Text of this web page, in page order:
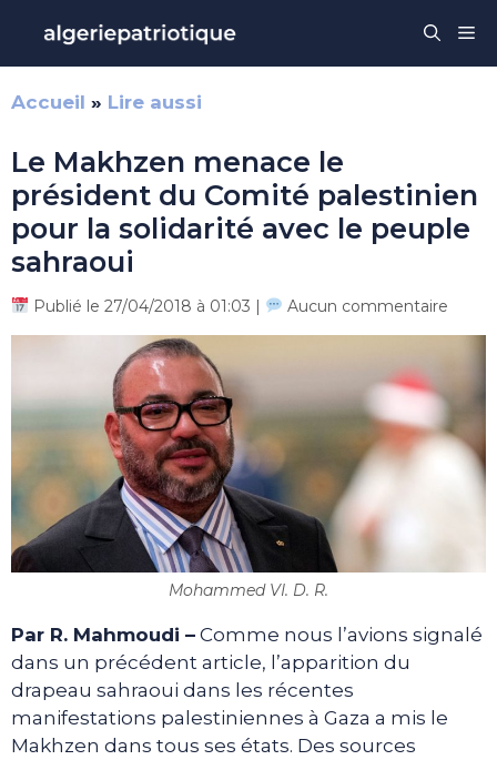
contenu
Accueil » Lire aussi
Le Makhzen menace le
président du Comité palestinien
pour la solidarité avec le peuple
sahraoui
Publié le 27/04/2018 à 01:03 | Aucun commentaire
Mohammed VI. D. R.
Par R. Mahmoudi – Comme nous l’avions signalé
dans un précédent article, l’apparition du
drapeau sahraoui dans les récentes
manifestations palestiniennes à Gaza a mis le
Makhzen dans tous ses états. Des sources